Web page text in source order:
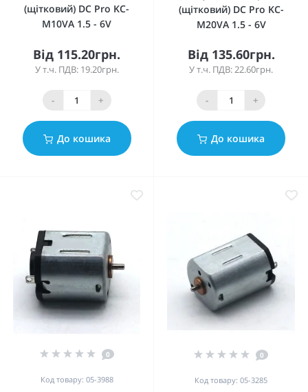
(щітковий) DC Pro KC-
M10VA 1.5 - 6V
Від 115.20грн.
У т.ч. ПДВ: 19.20грн.
- +
До кошика
(щітковий) DC Pro KC-
M20VA 1.5 - 6V
Від 135.60грн.
У т.ч. ПДВ: 22.60грн.
- +
До кошика
0
Код товару: 05-3988
0
Код товару: 05-3285